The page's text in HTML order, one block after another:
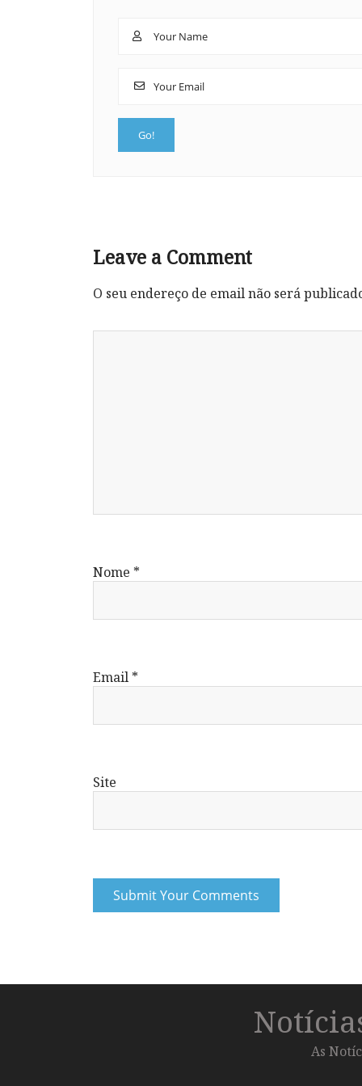
Leave a Comment
O seu endereço de email não será
Nome *
Email *
Site
As